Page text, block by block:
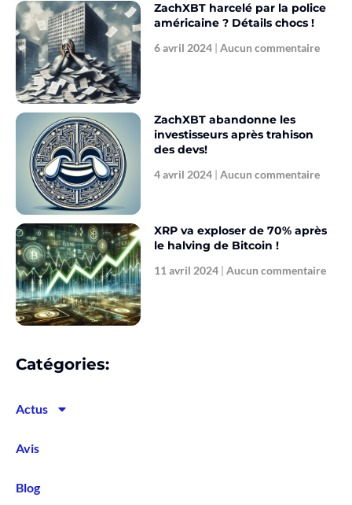
ZachXBT harcelé par la police
américaine ? Détails chocs !
6 avril 2024 Aucun commentaire
ZachXBT abandonne les
investisseurs après trahison
des devs!
4 avril 2024 Aucun commentaire
XRP va exploser de 70% après
le halving de Bitcoin !
11 avril 2024 Aucun commentaire
Catégories:
Actus
Avis
Blog